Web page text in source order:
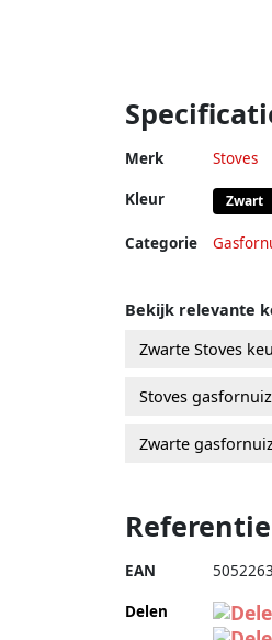
Merk Stoves
Kleur Zwart
Categorie
Bekijk relevante
Zwarte Stoves
Stoves
Zwarte
EAN
Delen